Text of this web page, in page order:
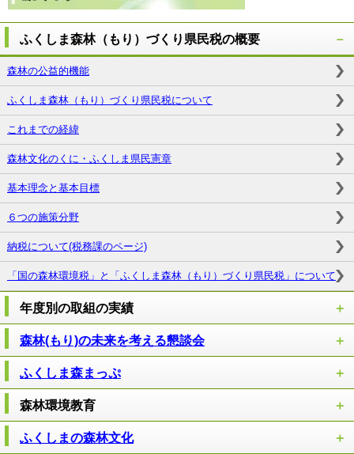
ふくしま森林（もり）づくり県民税の概要
森林の公益的機能
ふくしま森林（もり）づくり県民税について
これまでの経緯
森林文化のくに・ふくしま県民憲章
基本理念と基本目標
６つの施策分野
納税について(税務課のページ)
「国の森林環境税」と「ふくしま森林（もり）づくり県民税」について
年度別の取組の実績
森林(もり)の未来を考える懇談会
ふくしま森まっぷ
森林環境教育
ふくしまの森林文化